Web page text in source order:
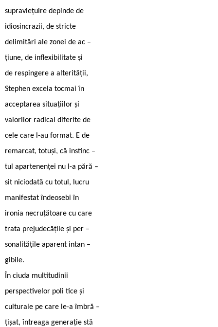
supraviețuire depinde de
idiosincrazii, de stricte
delimitări ale zonei de ac –
țiune, de inflexibilitate și
de respingere a alterității,
Stephen excela tocmai în
acceptarea situațiilor și
valorilor radical diferite de
cele care l-au format. E de
remarcat, totuși, că instinc –
tul apartenenței nu l-a pără –
sit niciodată cu totul, lucru
manifestat îndeosebi în
ironia necruțătoare cu care
trata prejudecățile și per –
sonalitățile aparent intan –
gibile.
În ciuda multitudinii
perspectivelor poli tice și
culturale pe care le-a îmbră –
țișat, întreaga generație stă